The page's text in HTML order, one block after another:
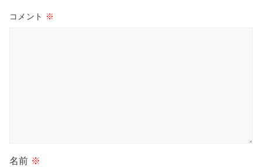
コメント ※
名前 ※